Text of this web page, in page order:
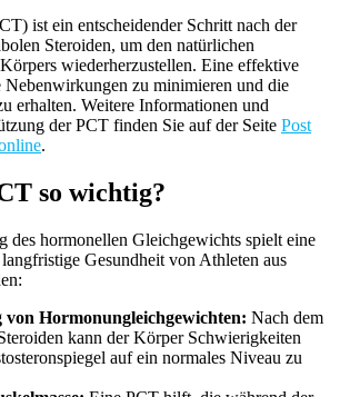
ist ein entscheidender Schritt nach der
Steroiden, um den natürlichen
wiederherzustellen. Eine effektive
zu minimieren und die
erhalten. Weitere Informationen und
der PCT finden Sie auf der Seite Post
.
so wichtig?
des hormonellen Gleichgewichts spielt eine
Gesundheit von Athleten aus
Hormonungleichgewichten: Nach dem
kann der Körper Schwierigkeiten
auf ein normales Niveau zu